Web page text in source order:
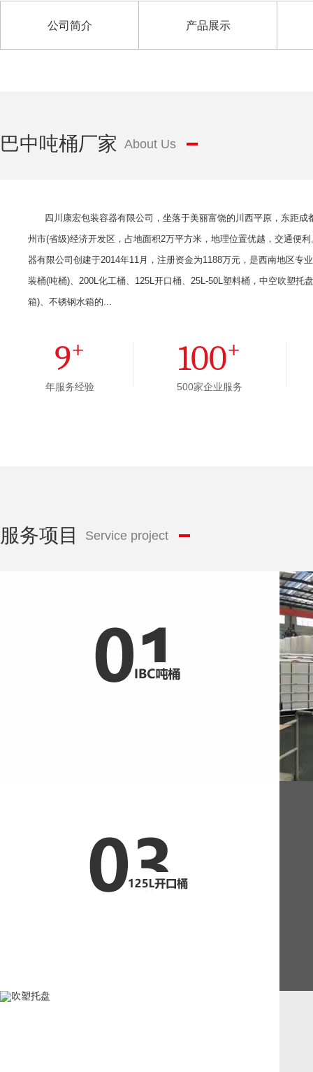
公司简介 产品展示
巴中吨桶厂家 About Us
四川康宏包装容器有限公司，坐落于美丽富饶的川西平原，东距成
州市(省级)经济开发区，占地面积2万平方米，地理位置优越，交通便
器有限公司创建于2014年11月，注册资金为1188万元，是西南地区专
装桶(吨桶)、200L化工桶、125L开口桶、25L-50L塑料桶，中空吹塑托
箱)、不锈钢水箱的...
9+
年服务经验
100+
500家企业服务
服务项目 Service project